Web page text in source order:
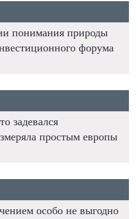
понимания природы
форума
задевался
простым европы
особо не выгодно